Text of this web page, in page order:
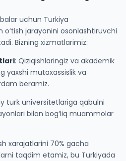
uchun Turkiya
o‘tish jarayonini osonlashtiruvchi
Bizning xizmatlarimiz:
: Qiziqishlaringiz va akademik
yaxshi mutaxassislik va
beramiz.
turk universitetlariga qabulni
bilan bog‘liq muammolar
xarajatlarini 70% gacha
taqdim etamiz, bu Turkiyada